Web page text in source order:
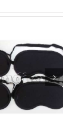
Uyku Gözlüğü